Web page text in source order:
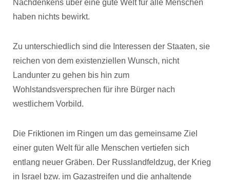
Nachdenkens über eine gute Welt für alle Menschen
haben nichts bewirkt.
Zu unterschiedlich sind die Interessen der Staaten, sie
reichen von dem existenziellen Wunsch, nicht
Landunter zu gehen bis hin zum
Wohlstandsversprechen für ihre Bürger nach
westlichem Vorbild.
Die Friktionen im Ringen um das gemeinsame Ziel
einer guten Welt für alle Menschen vertiefen sich
entlang neuer Gräben. Der Russlandfeldzug, der Krieg
in Israel bzw. im Gazastreifen und die anhaltende